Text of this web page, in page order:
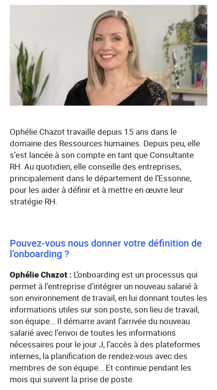
Ophélie Chazot travaille depuis 15 ans dans le
domaine des Ressources humaines. Depuis peu, elle
s’est lancée à son compte en tant que Consultante
RH. Au quotidien, elle conseille des entreprises,
principalement dans le département de l’Essonne,
pour les aider à définir et à mettre en œuvre leur
stratégie RH.
Pouvez-vous nous donner votre définition de
l’onboarding ?
Ophélie Chazot : L’onboarding est un processus qui
permet à l’entreprise d’intégrer un nouveau salarié à
son environnement de travail, en lui donnant toutes les
informations utiles sur son poste, son lieu de travail,
son équipe… Il démarre avant l’arrivée du nouveau
salarié avec l’envoi de toutes les informations
nécessaires pour le jour J, l’accès à des plateformes
internes, la planification de rendez-vous avec des
membres de son équipe… Et continue pendant les
mois qui suivent la prise de poste.